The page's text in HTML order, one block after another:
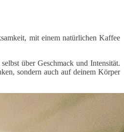
mit einem natürlichen Kaffee
über Geschmack und Intensität.
sondern auch auf deinem Körper